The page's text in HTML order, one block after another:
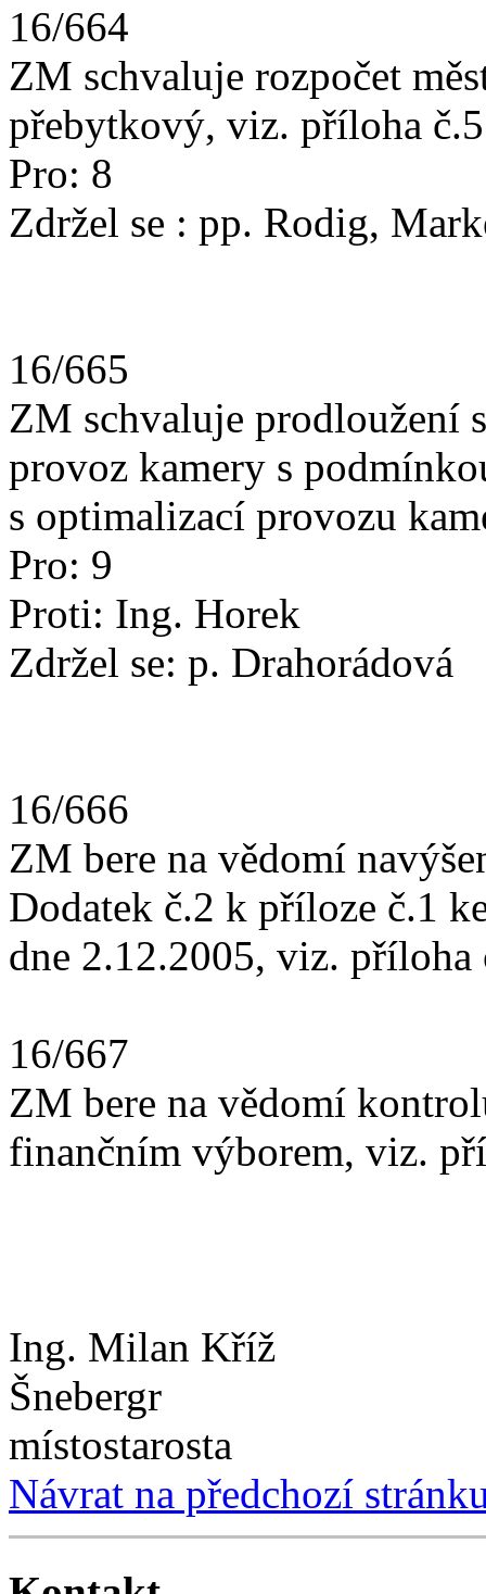
16/664
ZM schvaluje rozpočet
přebytkový, viz. příloha
Pro: 8
Zdržel se : pp. Rodig,
16/665
ZM schvaluje prodloužení
provoz kamery s
s optimalizací provozu
Pro: 9
Proti: Ing. Horek
Zdržel se: p. Drahorádová
16/666
ZM bere na vědomí
Dodatek č.2 k příloze č.1
dne 2.12.2005, viz. příloha
16/667
ZM bere na vědomí
finančním výborem, viz.
Ing. Milan
Šnebergr
Návrat na předchozí